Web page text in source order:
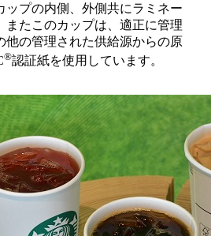
ップの内側、外側共にラミネー
またこのカップは、適正に管理
他の管理された供給源からの原
®認証紙を使用しています。